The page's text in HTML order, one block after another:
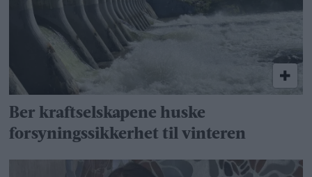
Ber kraftselskapene huske
forsyningssikkerhet til vinteren